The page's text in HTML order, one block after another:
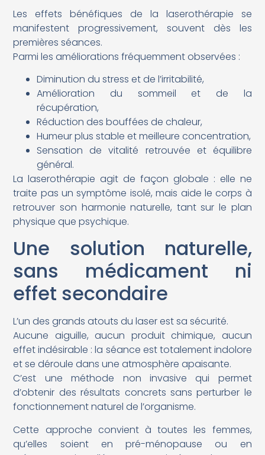
Les effets bénéfiques de la laserothérapie se
manifestent progressivement, souvent dès les
premières séances.
Parmi les améliorations fréquemment observées :
Diminution du stress et de l’irritabilité,
Amélioration du sommeil et de la
récupération,
Réduction des bouffées de chaleur,
Humeur plus stable et meilleure concentration,
Sensation de vitalité retrouvée et équilibre
général.
La laserothérapie agit de façon globale : elle ne
traite pas un symptôme isolé, mais aide le corps à
retrouver son harmonie naturelle, tant sur le plan
physique que psychique.
Une solution naturelle,
sans médicament ni
effet secondaire
L’un des grands atouts du laser est sa sécurité.
Aucune aiguille, aucun produit chimique, aucun
effet indésirable : la séance est totalement indolore
et se déroule dans une atmosphère apaisante.
C’est une méthode non invasive qui permet
d’obtenir des résultats concrets sans perturber le
fonctionnement naturel de l’organisme.
Cette approche convient à toutes les femmes,
qu’elles soient en pré-ménopause ou en